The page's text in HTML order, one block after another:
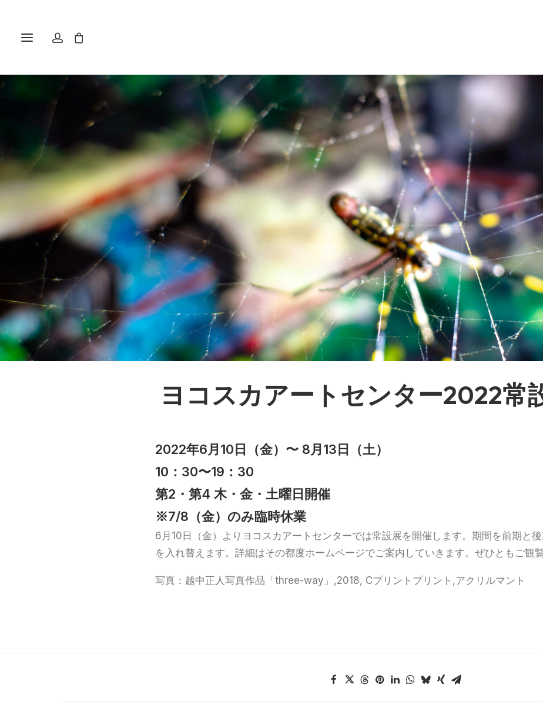
ヨコスカアートセンター2022常
2022年6月10日（金）〜 8月13日（土）
10：30〜19：30
第2・第4 木・金・土曜日開催
※7/8（金）のみ臨時休業
6月10日（金）よりヨコスカアートセンターでは常設展を開催します。期間を前期と
を入れ替えます。詳細はその都度ホームページでご案内していきます。ぜひともご観覧
写真：越中正人写真作品「three-way」,2018, Cプリントプリント,アクリルマント